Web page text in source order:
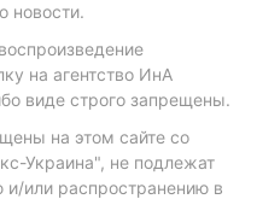
новости.
на агентство ИнА
виде строго запрещены.
на этом сайте со
Украина", не подлежат
или распространению в